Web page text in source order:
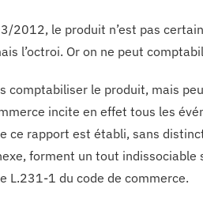
2012, le produit n’est pas
l’octroi. Or on ne peut
comptabiliser le produit, mais
incite en effet tous les
ce rapport est établi, sans
forment un tout indissociable
L.231-1 du code de commerce.